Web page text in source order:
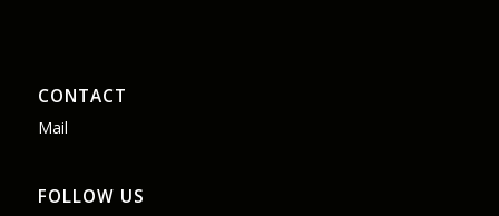
CONTACT
Mail
FOLLOW US